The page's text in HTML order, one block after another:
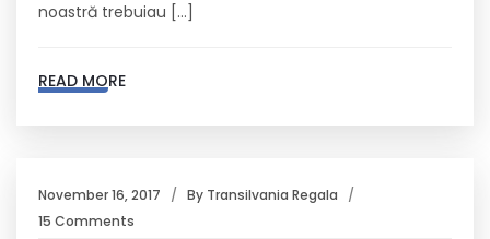
noastră trebuiau […]
READ MORE
November 16, 2017 By Transilvania Regala
15 Comments